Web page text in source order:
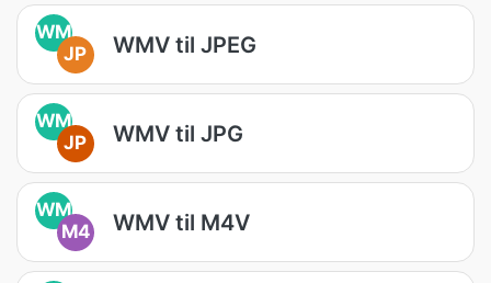
WM
JP
WMV til JPEG
WM
JP
WMV til JPG
WM
M4
WMV til M4V